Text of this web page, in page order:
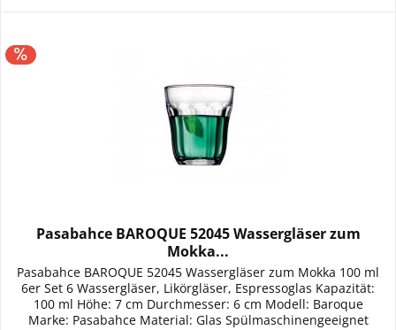
Pasabahce BAROQUE 52045 Wassergläser zum
Mokka...
Pasabahce BAROQUE 52045 Wassergläser zum Mokka 100 ml
6er Set 6 Wassergläser, Likörgläser, Espressoglas Kapazität:
100 ml Höhe: 7 cm Durchmesser: 6 cm Modell: Baroque
Marke: Pasabahce Material: Glas Spülmaschinengeeignet